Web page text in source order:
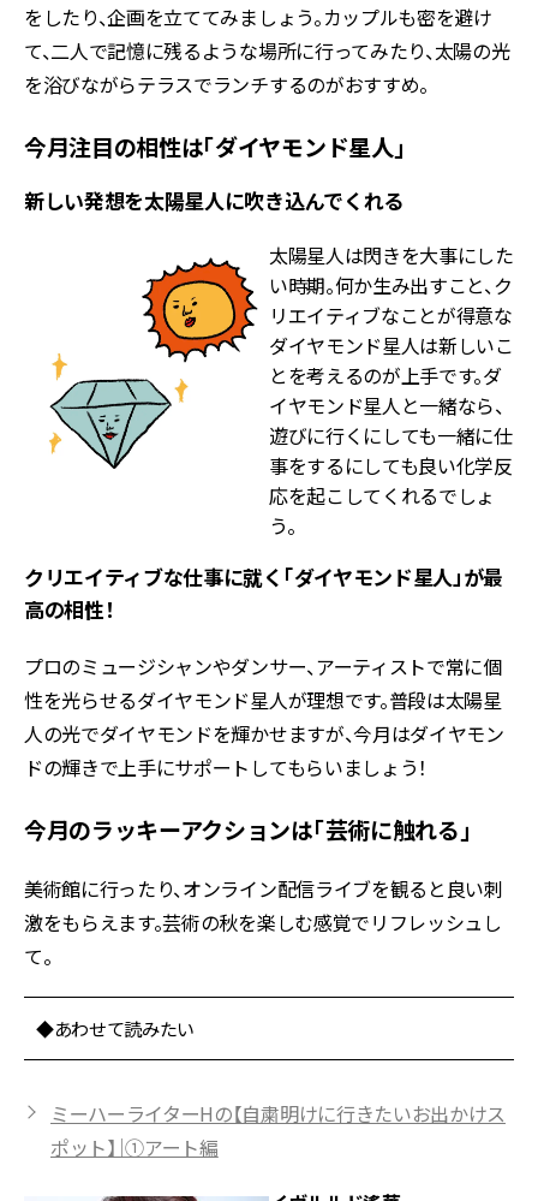
をしたり、企画を立ててみましょう。カップルも密を避け
て、二人で記憶に残るような場所に行ってみたり、太陽の光
を浴びながらテラスでランチするのがおすすめ。
今月注目の相性は「ダイヤモンド星人」
新しい発想を太陽星人に吹き込んでくれる
太陽星人は閃きを大事にした
い時期。何か生み出すこと、ク
リエイティブなことが得意な
ダイヤモンド星人は新しいこ
とを考えるのが上手です。ダ
イヤモンド星人と一緒なら、
遊びに行くにしても一緒に仕
事をするにしても良い化学反
応を起こしてくれるでしょ
う。
クリエイティブな仕事に就く「ダイヤモンド星人」が最
高の相性！
プロのミュージシャンやダンサー、アーティストで常に個
性を光らせるダイヤモンド星人が理想です。普段は太陽星
人の光でダイヤモンドを輝かせますが、今月はダイヤモン
ドの輝きで上手にサポートしてもらいましょう！
今月のラッキーアクションは「芸術に触れる」
美術館に行ったり、オンライン配信ライブを観ると良い刺
激をもらえます。芸術の秋を楽しむ感覚でリフレッシュし
て。
◆あわせて読みたい
ミーハーライターHの【自粛明けに行きたいお出かけス
ポット】｜①アート編